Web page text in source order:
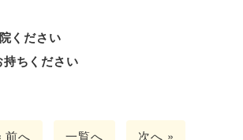
ください
ちください
前へ 一覧へ 次へ »